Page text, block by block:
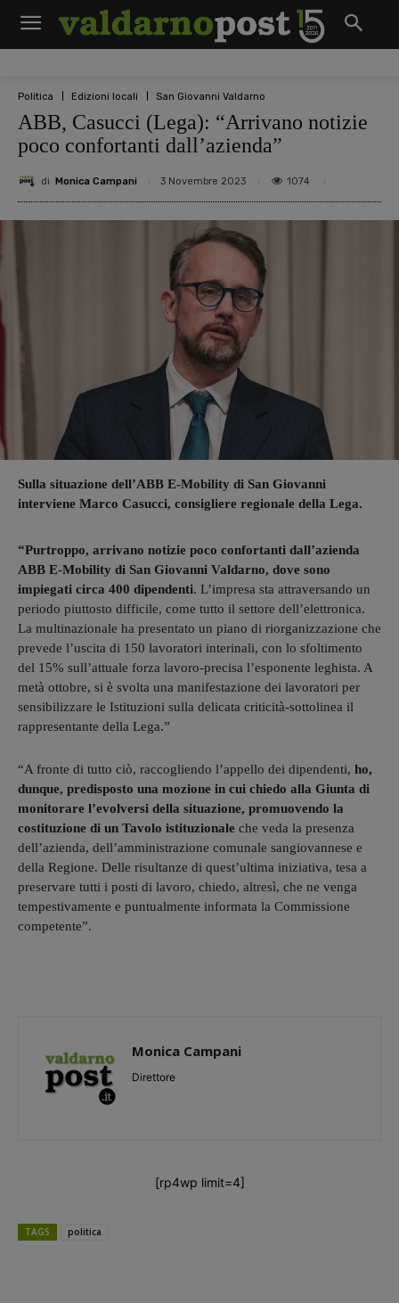
Politica Edizioni locali San Giovanni Valdarno
ABB, Casucci (Lega): “Arrivano notizie
poco confortanti dall’azienda”
di Monica Campani 3 Novembre 2023 1074
Sulla situazione dell’ABB E-Mobility di San Giovanni
interviene Marco Casucci, consigliere regionale della Lega.
“Purtroppo, arrivano notizie poco confortanti dall’azienda
ABB E-Mobility di San Giovanni Valdarno, dove sono
impiegati circa 400 dipendenti. L’impresa sta attraversando un
periodo piuttosto difficile, come tutto il settore dell’elettronica.
La multinazionale ha presentato un piano di riorganizzazione che
prevede l’uscita di 150 lavoratori interinali, con lo sfoltimento
del 15% sull’attuale forza lavoro-precisa l’esponente leghista. A
metà ottobre, si è svolta una manifestazione dei lavoratori per
sensibilizzare le Istituzioni sulla delicata criticità-sottolinea il
rappresentante della Lega.”
“A fronte di tutto ciò, raccogliendo l’appello dei dipendenti, ho,
dunque, predisposto una mozione in cui chiedo alla Giunta di
monitorare l’evolversi della situazione, promuovendo la
costituzione di un Tavolo istituzionale che veda la presenza
dell’azienda, dell’amministrazione comunale sangiovannese e
della Regione. Delle risultanze di quest’ultima iniziativa, tesa a
preservare tutti i posti di lavoro, chiedo, altresì, che ne venga
tempestivamente e puntualmente informata la Commissione
competente”.
Monica Campani
Direttore
[rp4wp limit=4]
TAGS politica